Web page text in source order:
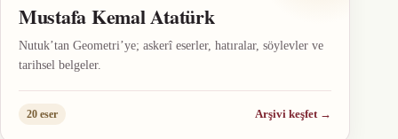
Mustafa Kemal Atatürk
Nutuk’tan Geometri’ye; askerî eserler, hatıralar, söylevler ve
tarihsel belgeler.
20 eser Arşivi keşfet →